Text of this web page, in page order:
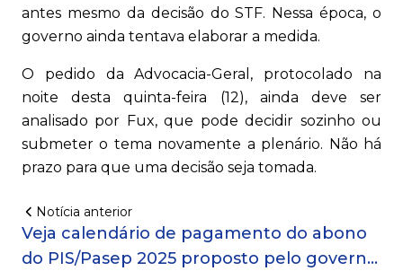
antes mesmo da decisão do STF. Nessa época, o
governo ainda tentava elaborar a medida.
O pedido da Advocacia-Geral, protocolado na
noite desta quinta-feira (12), ainda deve ser
analisado por Fux, que pode decidir sozinho ou
submeter o tema novamente a plenário. Não há
prazo para que uma decisão seja tomada.
Notícia anterior
Veja calendário de pagamento do abono
do PIS/Pasep 2025 proposto pelo governo